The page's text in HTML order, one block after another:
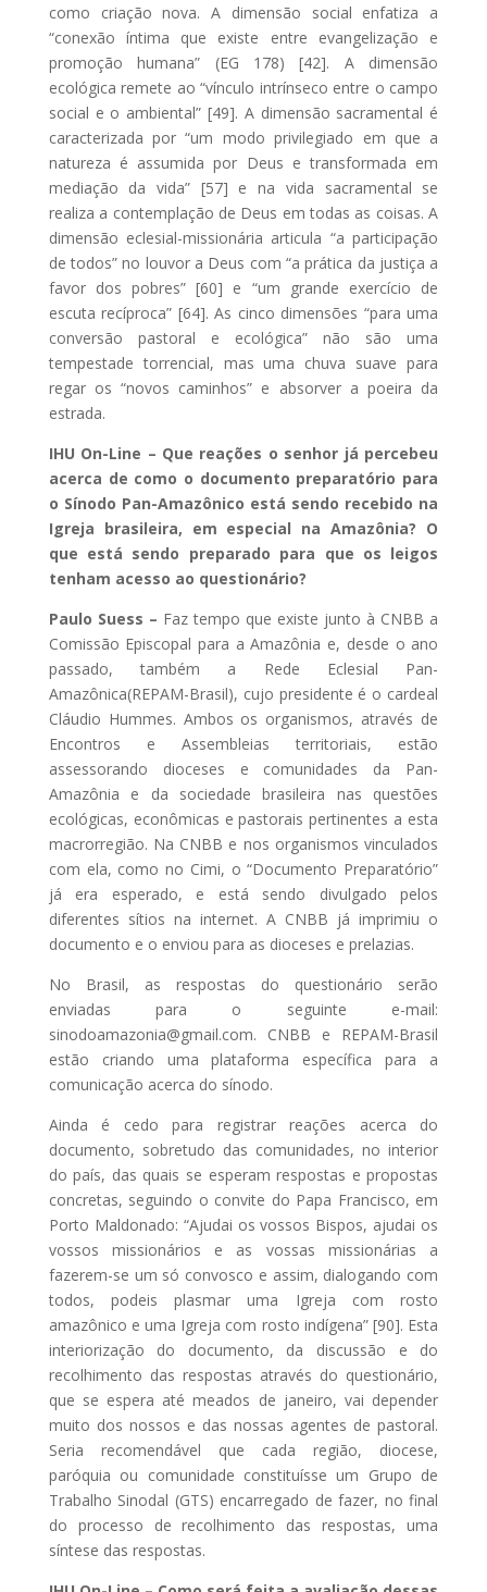
como criação nova. A dimensão social enfatiza a
“conexão íntima que existe entre evangelização e
promoção humana” (EG 178) [42]. A dimensão
ecológica remete ao “vínculo intrínseco entre o campo
social e o ambiental” [49]. A dimensão sacramental é
caracterizada por “um modo privilegiado em que a
natureza é assumida por Deus e transformada em
mediação da vida” [57] e na vida sacramental se
realiza a contemplação de Deus em todas as coisas. A
dimensão eclesial-missionária articula “a participação
de todos” no louvor a Deus com “a prática da justiça a
favor dos pobres” [60] e “um grande exercício de
escuta recíproca” [64]. As cinco dimensões “para uma
conversão pastoral e ecológica” não são uma
tempestade torrencial, mas uma chuva suave para
regar os “novos caminhos” e absorver a poeira da
estrada.
IHU On-Line – Que reações o senhor já percebeu
acerca de como o documento preparatório para
o Sínodo Pan-Amazônico está sendo recebido na
Igreja brasileira, em especial na Amazônia? O
que está sendo preparado para que os leigos
tenham acesso ao questionário?
Paulo Suess – Faz tempo que existe junto à CNBB a
Comissão Episcopal para a Amazônia e, desde o ano
passado, também a Rede Eclesial Pan-
Amazônica(REPAM-Brasil), cujo presidente é o cardeal
Cláudio Hummes. Ambos os organismos, através de
Encontros e Assembleias territoriais, estão
assessorando dioceses e comunidades da Pan-
Amazônia e da sociedade brasileira nas questões
ecológicas, econômicas e pastorais pertinentes a esta
macrorregião. Na CNBB e nos organismos vinculados
com ela, como no Cimi, o “Documento Preparatório”
já era esperado, e está sendo divulgado pelos
diferentes sítios na internet. A CNBB já imprimiu o
documento e o enviou para as dioceses e prelazias.
No Brasil, as respostas do questionário serão
enviadas para o seguinte e-mail:
sinodoamazonia@gmail.com. CNBB e REPAM-Brasil
estão criando uma plataforma específica para a
comunicação acerca do sínodo.
Ainda é cedo para registrar reações acerca do
documento, sobretudo das comunidades, no interior
do país, das quais se esperam respostas e propostas
concretas, seguindo o convite do Papa Francisco, em
Porto Maldonado: “Ajudai os vossos Bispos, ajudai os
vossos missionários e as vossas missionárias a
fazerem-se um só convosco e assim, dialogando com
todos, podeis plasmar uma Igreja com rosto
amazônico e uma Igreja com rosto indígena” [90]. Esta
interiorização do documento, da discussão e do
recolhimento das respostas através do questionário,
que se espera até meados de janeiro, vai depender
muito dos nossos e das nossas agentes de pastoral.
Seria recomendável que cada região, diocese,
paróquia ou comunidade constituísse um Grupo de
Trabalho Sinodal (GTS) encarregado de fazer, no final
do processo de recolhimento das respostas, uma
síntese das respostas.